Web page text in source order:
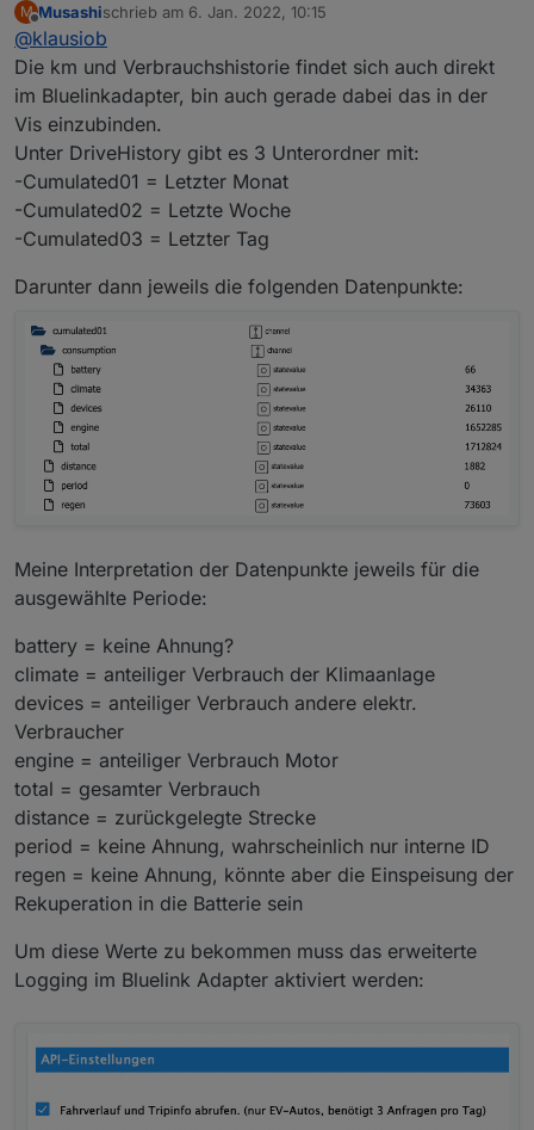
täglich gefahrenen Kilometer und die täglich
Nein, würde mich aber auch interessieren. Rohe
JSON wäre denkbar oder den entsprechenden node
im JSON (z.B. driveHistory) als String abspeichern,
analog zum TR-064 Adapter bei den callists. Dann mit
JS auswerten.
M
Offline
Musashischrieb am 6. Jan. 2022, 10:15
zuletzt editiert von
@klausiob
Die km und Verbrauchshistorie findet sich auch direkt
im Bluelinkadapter, bin auch gerade dabei das in der
Vis einzubinden.
Unter DriveHistory gibt es 3 Unterordner mit:
-Cumulated01 = Letzter Monat
-Cumulated02 = Letzte Woche
-Cumulated03 = Letzter Tag
Darunter dann jeweils die folgenden Datenpunkte:
Meine Interpretation der Datenpunkte jeweils für die
ausgewählte Periode:
battery = keine Ahnung?
climate = anteiliger Verbrauch der Klimaanlage
devices = anteiliger Verbrauch andere elektr.
Verbraucher
engine = anteiliger Verbrauch Motor
total = gesamter Verbrauch
distance = zurückgelegte Strecke
period = keine Ahnung, wahrscheinlich nur interne ID
regen = keine Ahnung, könnte aber die Einspeisung der
Rekuperation in die Batterie sein
Um diese Werte zu bekommen muss das erweiterte
Logging im Bluelink Adapter aktiviert werden: